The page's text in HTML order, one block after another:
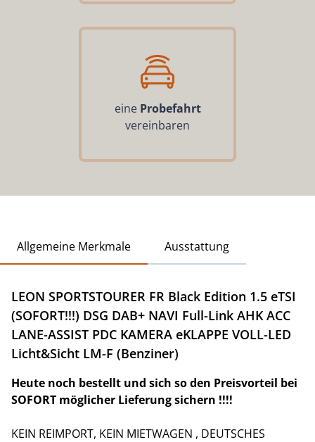
eine Probefahrt
vereinbaren
Allgemeine Merkmale Ausstattung
LEON SPORTSTOURER FR Black Edition 1.5 eTSI
(SOFORT!!!) DSG DAB+ NAVI Full-Link AHK ACC
LANE-ASSIST PDC KAMERA eKLAPPE VOLL-LED
Licht&Sicht LM-F (Benziner)
Heute noch bestellt und sich so den Preisvorteil bei
SOFORT möglicher Lieferung sichern !!!!
KEIN REIMPORT, KEIN MIETWAGEN , DEUTSCHES